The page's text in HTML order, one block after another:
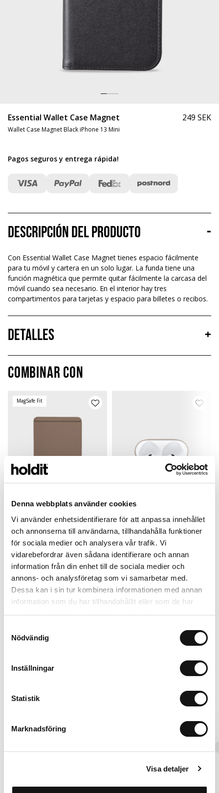
Denna webbplats använder cookies
Vi använder enhetsidentifierare för att anpassa innehållet
och annonserna till användarna, tillhandahålla funktioner
för sociala medier och analysera vår trafik. Vi
vidarebefordrar även sådana identifierare och annan
information från din enhet till de sociala medier och
annons- och analysföretag som vi samarbetar med.
Dessa kan i sin tur kombinera informationen med annan
information som du har tillhandahållit eller som de har
samlat in när du har använt deras tjänster.
Nödvändig
Inställningar
Statistik
Marknadsföring
Visa detaljer
Essential Wallet Case Magnet
Wallet Case Magnet Black iPhone 13 Mini
249 SEK
Pagos seguros y entrega rápida!
Descripción del producto -
Con Essential Wallet Case Magnet tienes espacio fácilmente
para tu móvil y cartera en un solo lugar. La funda tiene una
función magnética que permite quitar fácilmente la carcasa del
móvil cuando sea necesario. En el interior hay tres
compartimentos para tarjetas y espacio para billetes o recibos.
Detalles
+
Combinar con
MagSafe Fit
Card Holder
Silicone Magsafe Compatible
299 SEK
+
Silicone Case
Mocha Brown
Airpods 4
149 SEK
iPhone 13 Mini
Alternativas
MagSafe Fit